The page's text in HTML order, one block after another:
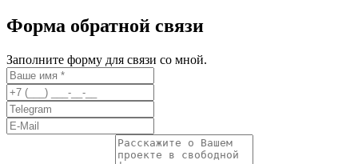
Форма обратной связи
Заполните форму для связи со мной.